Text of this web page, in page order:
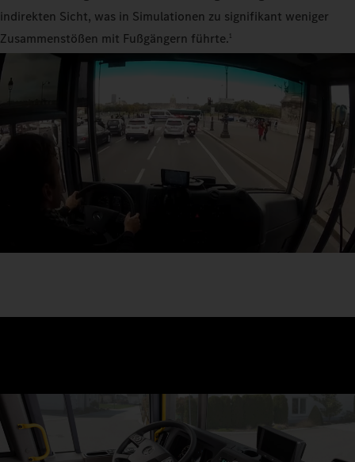
indirekten Sicht, was in Simulationen zu signifikant weniger
Zusammenstößen mit Fußgängern führte.1